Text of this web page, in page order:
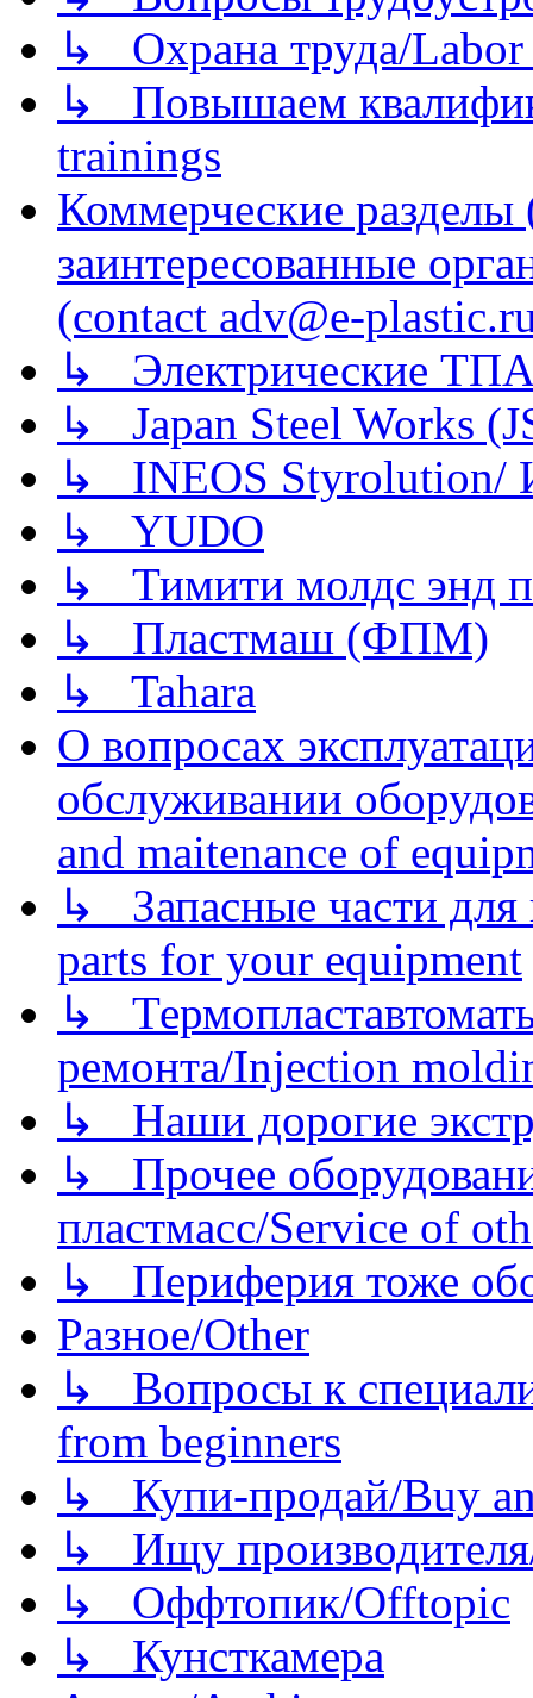
↳ Охрана труда/Labor
↳ Повышаем
trainings
Коммерческие
заинтересованные
(contact adv@e-
↳ Электрические
↳ Japan Steel Works
↳ INEOS
↳ YUDO
↳ Тимити молдс энд
↳ Пластмаш (ФПМ)
↳ Tahara
О вопросах
обслуживании
and maitenance of
↳ Запасные части для
parts for your equipment
↳
ремонта/Injection
↳ Наши дорогие
↳ Прочее
пластмасс/Service of
↳ Периферия тоже
Разное/Other
↳ Вопросы к
from beginners
↳ Купи-продай/Buy
↳ Ищу
↳ Оффтопик/Offtopic
↳ Кунсткамера